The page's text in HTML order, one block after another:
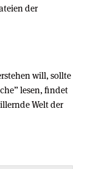
der
will, sollte
lesen, findet
Welt der